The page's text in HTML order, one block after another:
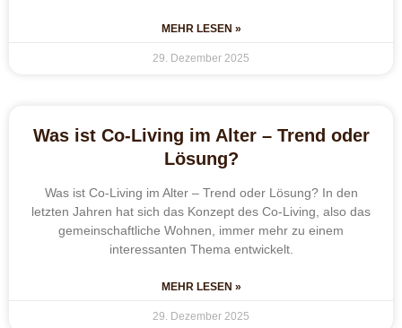
MEHR LESEN »
29. Dezember 2025
Was ist Co-Living im Alter – Trend oder
Lösung?
Was ist Co-Living im Alter – Trend oder Lösung? In den
letzten Jahren hat sich das Konzept des Co-Living, also das
gemeinschaftliche Wohnen, immer mehr zu einem
interessanten Thema entwickelt.
MEHR LESEN »
29. Dezember 2025